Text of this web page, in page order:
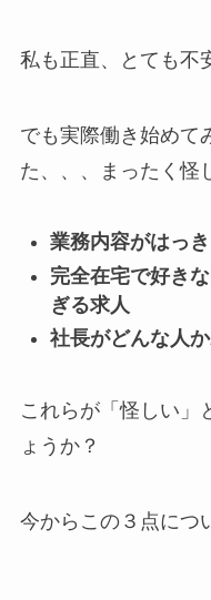
私も正直、とても不
でも実際働き始めて
た、、、まったく怪
業務内容がはっ
完全在宅で好き
ぎる求人
社長がどんな人
これらが「怪しい」
ょうか？
今からこの３点につ